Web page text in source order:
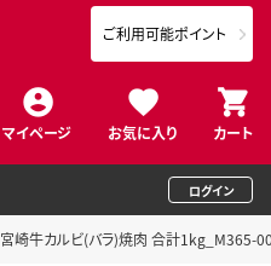
マイページ お気に入り カート
ご利用可能ポイント
ログイン
宮崎牛カルビ(バラ)焼肉 合計1kg_M365-